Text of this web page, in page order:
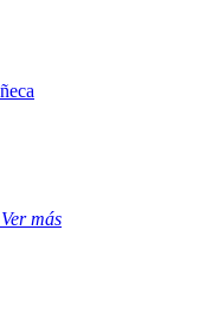
Ver más